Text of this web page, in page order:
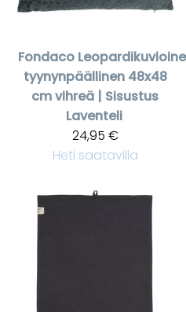
Fondaco
tyynynpäällinen 48x48
cm vihreä | Sisustus
Laventeli
24,95 €
Heti saatavilla